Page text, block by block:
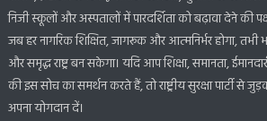
निजी स्कूलों और अस्पतालों में पारदर्शिता को बढ़ावा देने की
जब हर नागरिक शिक्षित, जागरूक और आत्मनिर्भर होगा,
और समृद्ध राष्ट्र बन सकेगा। यदि आप शिक्षा, समानता,
की इस सोच का समर्थन करते हैं, तो राष्ट्रीय सुरक्षा पार्टी से
अपना योगदान दें।